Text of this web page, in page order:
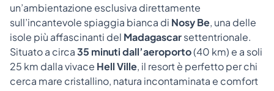
un’ambientazione esclusiva direttamente
sull’incantevole spiaggia bianca di Nosy Be, una delle
isole più affascinanti del Madagascarsettentrionale.
Situato a circa35 minuti dall’aeroporto(40 km) e a soli
25 km dalla vivace Hell Ville, il resort è perfetto per chi
cerca mare cristallino, natura incontaminata e comfort